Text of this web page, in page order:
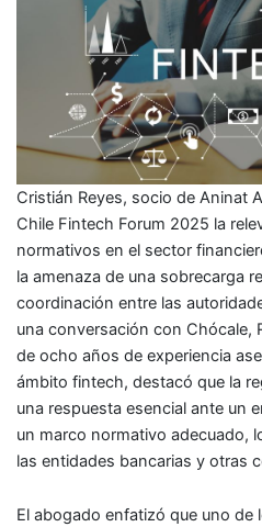
Cristián Reyes, socio de Aninat
Chile Fintech Forum 2025 la
normativos en el sector
la amenaza de una sobrecarga
coordinación entre las
una conversación con Chócale,
de ocho años de experiencia
ámbito fintech, destacó que la
una respuesta esencial ante un
un marco normativo adecuado,
las entidades bancarias y otras
El abogado enfatizó que uno